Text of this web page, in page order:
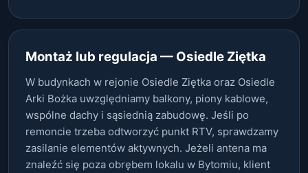
Montaż lub regulacja — Osiedle Ziętka
W budynkach w rejonie Osiedle Ziętka oraz Osiedle
Arki Bożka uwzględniamy balkony, piony kablowe,
wspólne dachy i sąsiednią zabudowę. Jeśli po
remoncie trzeba odtworzyć punkt RTV, sprawdzamy
zasilanie elementów aktywnych. Jeżeli antena ma
znaleźć się poza obrębem lokalu w Bytomiu, klient